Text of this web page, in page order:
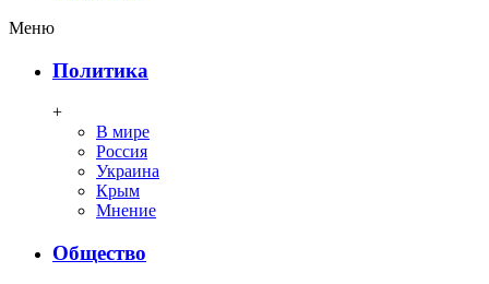
Меню
Политика
+
В мире
Россия
Украина
Крым
Мнение
Общество